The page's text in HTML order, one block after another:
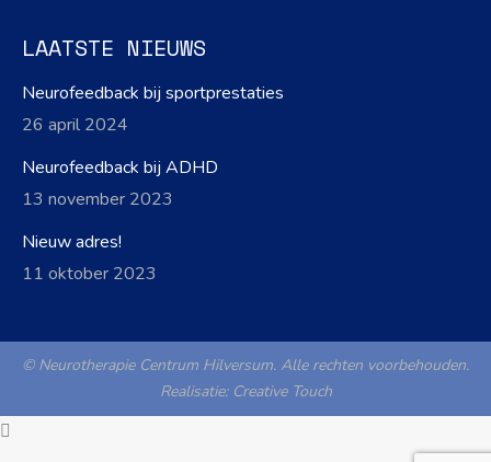
LAATSTE NIEUWS
Neurofeedback bij sportprestaties
26 april 2024
Neurofeedback bij ADHD
13 november 2023
Nieuw adres!
11 oktober 2023
© Neurotherapie Centrum Hilversum. Alle rechten voorbehouden.
Realisatie: Creative Touch